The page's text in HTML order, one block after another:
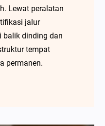
Lewat peralatan
jalur
balik dinding dan
tempat
permanen.